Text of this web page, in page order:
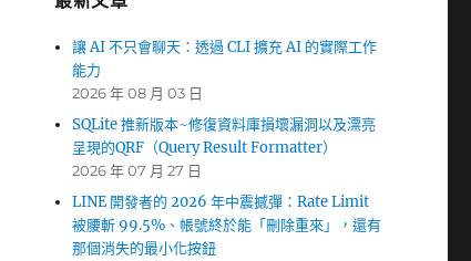
讓 AI 不只會聊天：透過 CLI 擴充 AI 的實際工作
能力
2026 年 08 月 03 日
SQLite 推新版本~修復資料庫損壞漏洞以及漂亮
呈現的QRF（Query Result Formatter）
2026 年 07 月 27 日
LINE 開發者的 2026 年中震撼彈：Rate Limit
被腰斬 99.5%、帳號終於能「刪除重來」，還有
那個消失的最小化按鈕